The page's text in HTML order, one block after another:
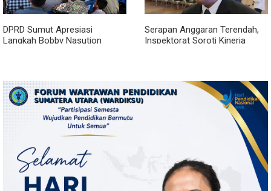
DPRD Sumut Apresiasi
Langkah Bobby Nasution
Serapan Anggaran Terendah,
Inspektorat Soroti Kinerja